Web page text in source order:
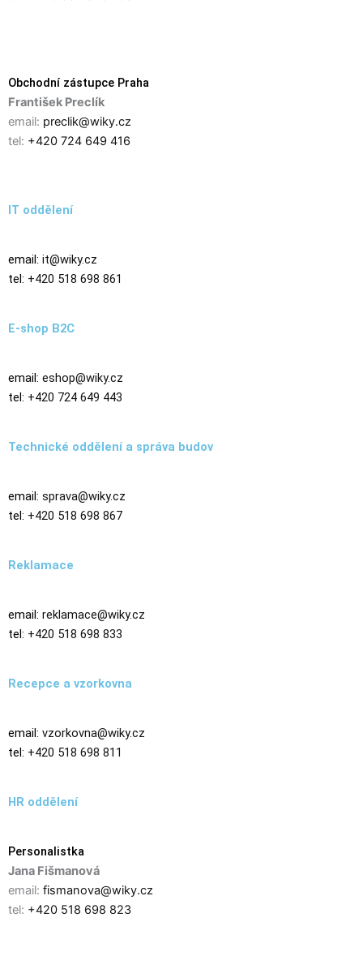
Obchodní zástupce Praha
František Preclík
email: preclik@wiky.cz
tel: +420 724 649 416
IT oddělení
email: it@wiky.cz
tel: +420 518 698 861
E-shop B2C
email: eshop@wiky.cz
tel: +420 724 649 443
Technické oddělení a správa budov
email: sprava@wiky.cz
tel: +420 518 698 867
Reklamace
email: reklamace@wiky.cz
tel: +420 518 698 833
Recepce a vzorkovna
email: vzorkovna@wiky.cz
tel: +420 518 698 811
HR oddělení
Personalistka
Jana Fišmanová
email: fismanova@wiky.cz
tel: +420 518 698 823